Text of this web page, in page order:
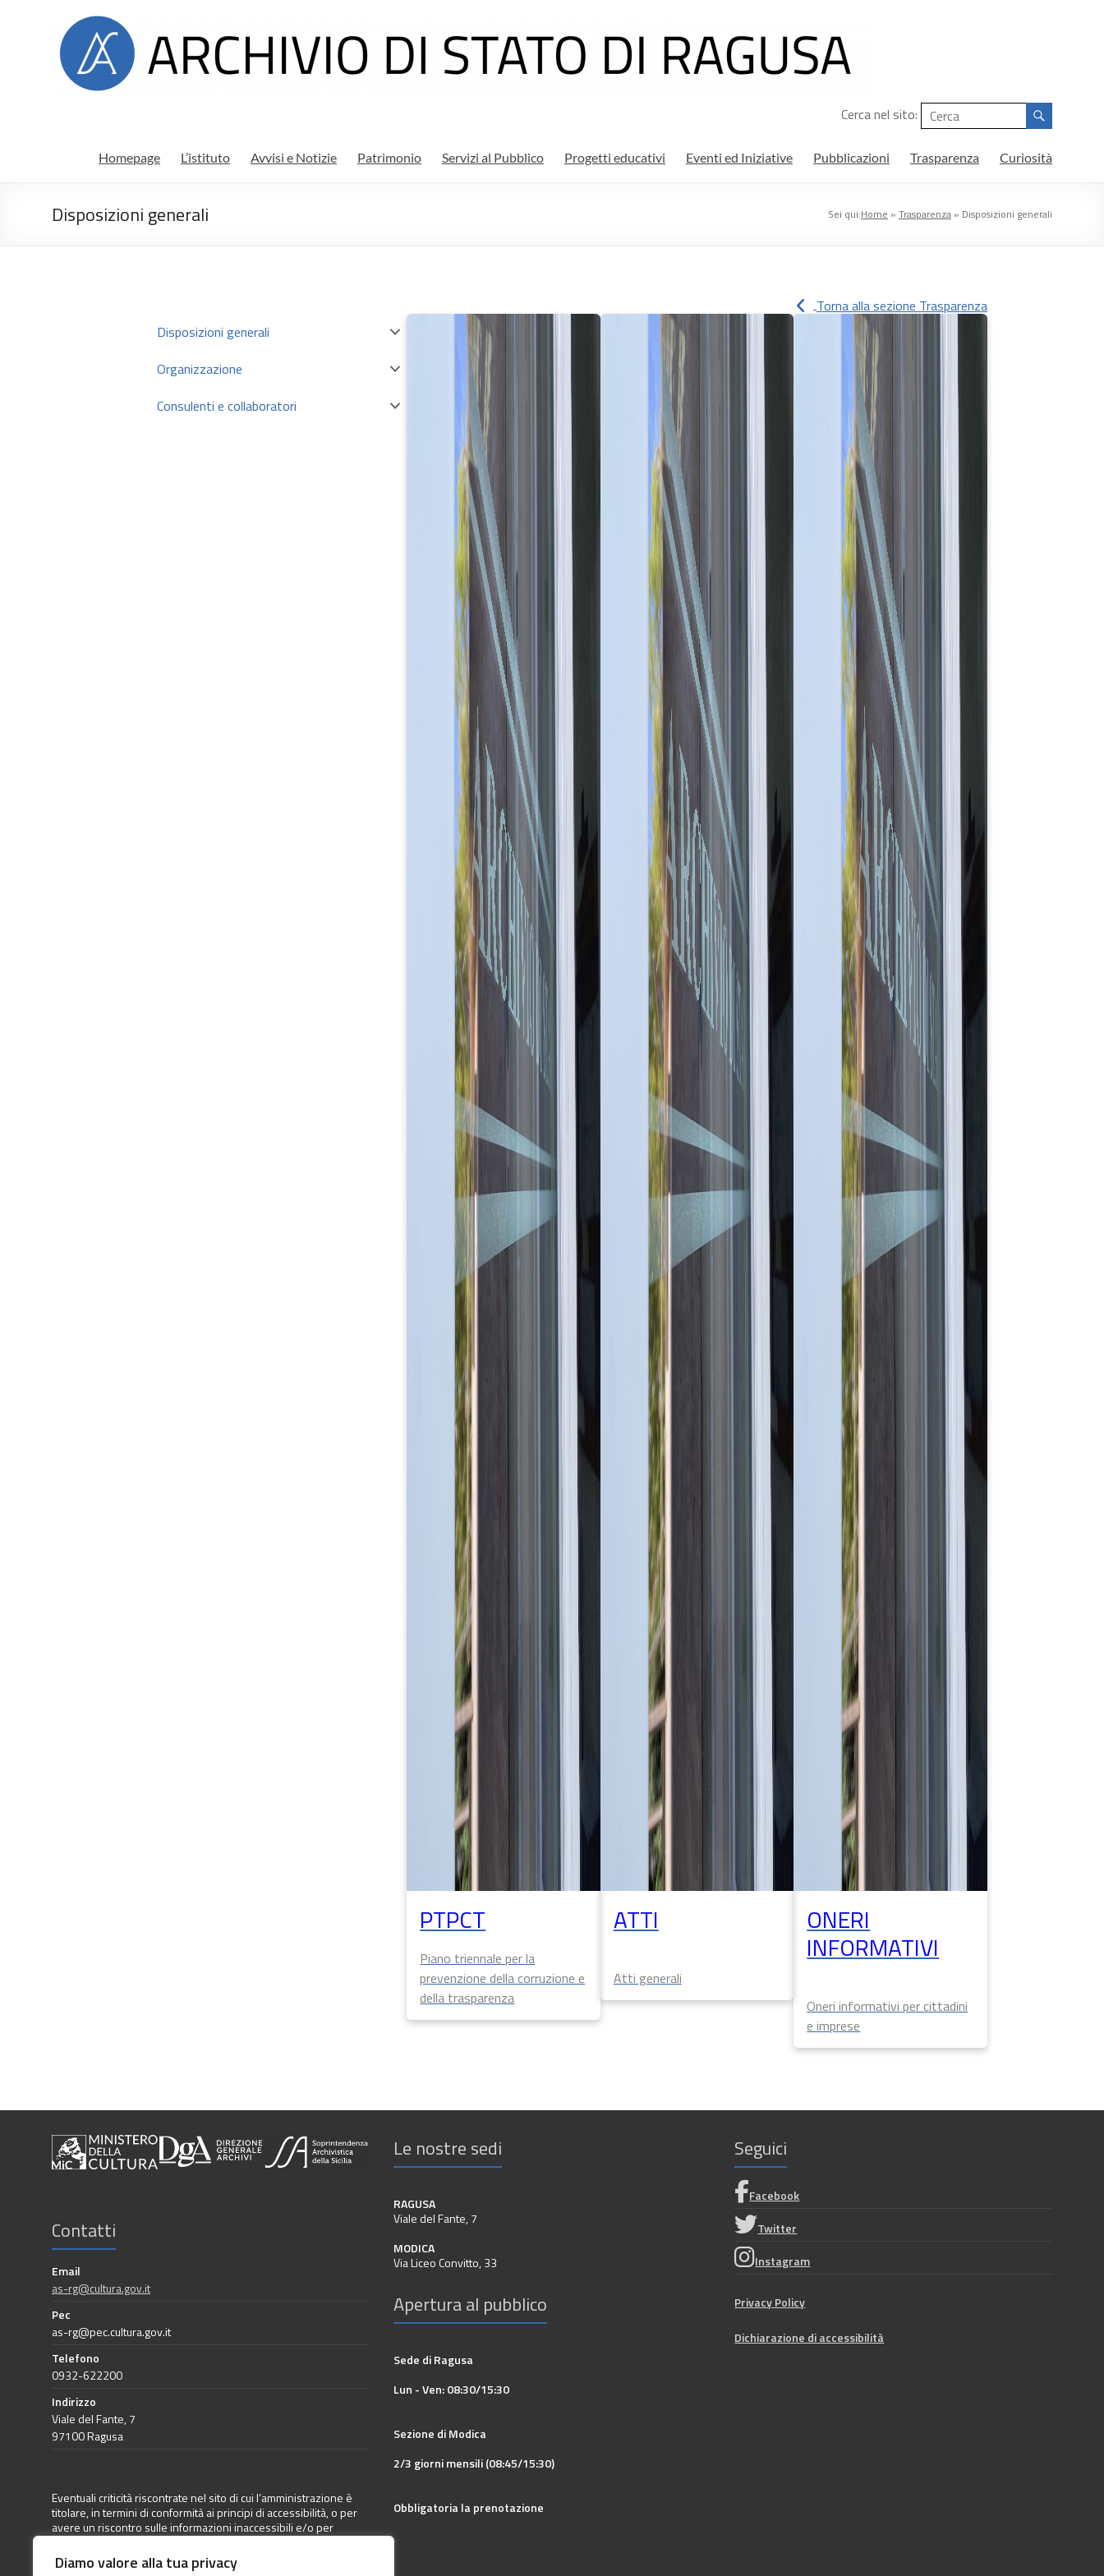
Diamo valore alla tua privacy
Archivio
di
stato
Ragusa
Cerca nel sito:
Homepage L’istituto Avvisi e Notizie Patrimonio Servizi al Pubblico Progetti educativi Eventi ed Iniziative Pubblicazioni Trasparenza Curiosità
Disposizioni generali Sei qui:Home » Trasparenza » Disposizioni generali
Torna alla sezione Trasparenza
Disposizioni generali
Organizzazione
Consulenti e collaboratori
PTPCT
Piano triennale per la
prevenzione della corruzione e
della trasparenza
ATTI
Atti generali
ONERI
INFORMATIVI
Oneri informativi per cittadini
e imprese
Contatti
Email
as-rg@cultura.gov.it
Pec
as-rg@pec.cultura.gov.it
Telefono
0932-622200
Indirizzo
Viale del Fante, 7
97100 Ragusa
Eventuali criticità riscontrate nel sito di cui l’amministrazione è
titolare, in termini di conformità ai principi di accessibilità, o per
avere un riscontro sulle informazioni inaccessibili e/o per
richiedere un adeguamento dei sistemi informatici a
disposizione può essere inoltrata apposita segnalazione
direttamente a questa Amministrazione (come previsto dalla
Le nostre sedi
RAGUSA
Viale del Fante, 7
MODICA
Via Liceo Convitto, 33
Apertura al pubblico
Sede di Ragusa
Lun - Ven: 08:30/15:30
Sezione di Modica
2/3 giorni mensili (08:45/15:30)
Obbligatoria la prenotazione
Seguici
Facebook
Twitter
Instagram
Privacy Policy
Dichiarazione di accessibilità